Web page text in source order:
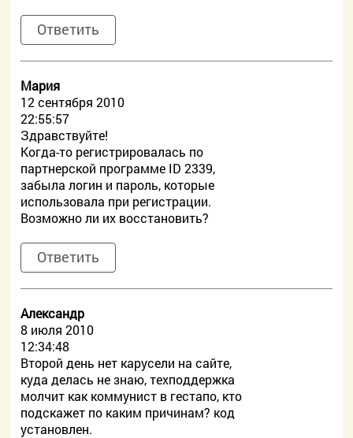
Ответить
Мария
12 сентября 2010
22:55:57
Здравствуйте!
Когда-то регистрировалась по
партнерской программе ID 2339,
забыла логин и пароль, которые
использовала при регистрации.
Возможно ли их восстановить?
Ответить
Александр
8 июля 2010
12:34:48
Второй день нет карусели на сайте,
куда делась не знаю, техподдержка
молчит как коммунист в гестапо, кто
подскажет по каким причинам? код
установлен.